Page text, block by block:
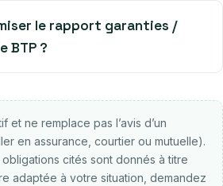
le rapport garanties /
BTP ?
et ne remplace pas l’avis d’un
en assurance, courtier ou mutuelle).
cités sont donnés à titre
adaptée à votre situation, demandez